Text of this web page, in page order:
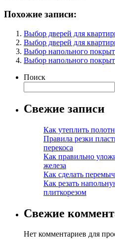
Похожие записи:
Выбор дверей для
Выбор дверей для
Выбор напольного
Выбор напольного
Поиск
Свежие записи
Как утеплить
Правила резки
перекоса
Как правильно
железа
Как сделать
Как резать
плиткорезом
Свежие
Нет комментариев для